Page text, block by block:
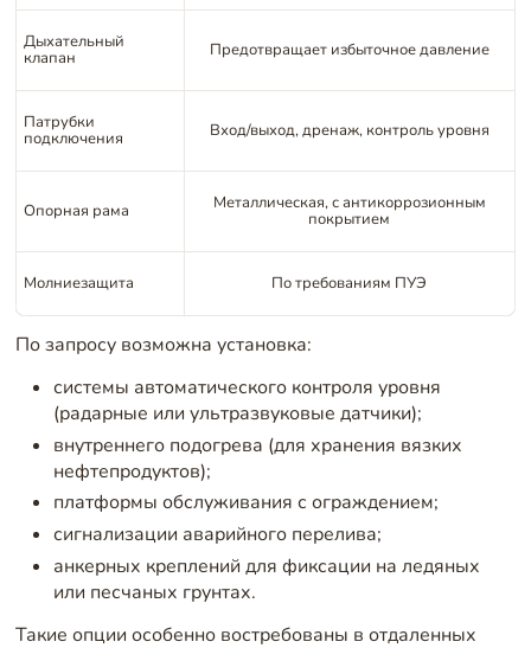
Дыхательный
клапан Предотвращает избыточное давление
Патрубки
подключения Вход/выход, дренаж, контроль уровня
Опорная рама Металлическая, с антикоррозионным
покрытием
Молниезащита По требованиям ПУЭ
По запросу возможна установка:
системы автоматического контроля уровня
(радарные или ультразвуковые датчики);
внутреннего подогрева (для хранения вязких
нефтепродуктов);
платформы обслуживания с ограждением;
сигнализации аварийного перелива;
анкерных креплений для фиксации на ледяных
или песчаных грунтах.
Такие опции особенно востребованы в отдаленных